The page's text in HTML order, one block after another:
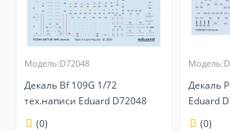
Модель:D72048
Декаль Bf 109G 1/72
тех.написи Eduard D72048
(0)
Декаль
Eduard
(0)